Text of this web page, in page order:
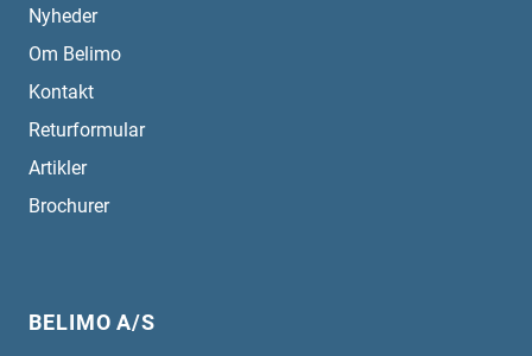
Nyheder
Om Belimo
Kontakt
Returformular
Artikler
Brochurer
BELIMO A/S